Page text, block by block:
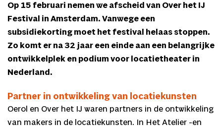
Op 15 februari nemen we afscheid van Over het IJ
Festival in Amsterdam. Vanwege een
subsidiekorting moet het festival helaas stoppen.
Zo komt er na 32 jaar een einde aan een belangrijke
ontwikkelplek en podium voor locatietheater in
Nederland.
Partner in ontwikkeling van locatiekunsten
Oerol en Over het IJ waren partners in de ontwikkeling
van makers in de locatiekunsten. In Het Atelier -en